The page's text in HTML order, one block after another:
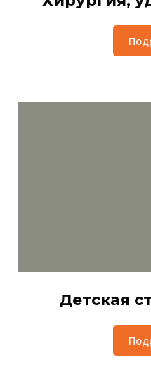
Детская